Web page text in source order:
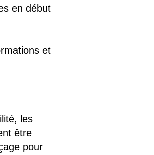
en début
et
les
être
pour